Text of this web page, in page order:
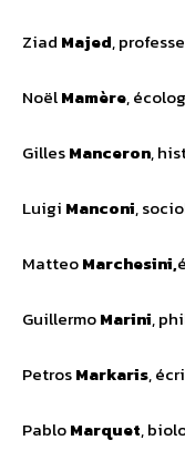
Ziad Majed,
NoëlMamère,
GillesManceron,
Luigi Manconi,
MatteoMarchesini,
GuillermoMarini,
PetrosMarkaris,
PabloMarquet,